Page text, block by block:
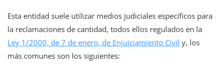
Esta entidad suele utilizar medios judiciales específicos para
la reclamaciones de cantidad, todos ellos regulados en la
Ley 1/2000, de 7 de enero, de Enjuiciamiento Civil y, los
más comunes son los siguientes: